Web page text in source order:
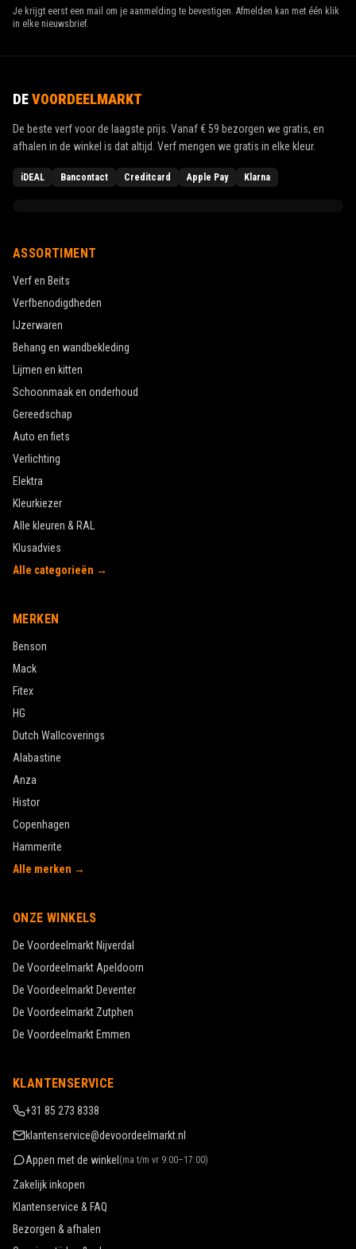
Je krijgt eerst een mail om je aanmelding te bevestigen. Afmelden kan met één klik
in elke nieuwsbrief.
DEVOORDEELMARKT
De beste verf voor de laagste prijs. Vanaf€ 59 bezorgen we gratis, en
afhalen in de winkel is dat altijd. Verf mengen we gratis in elke kleur.
iDEAL Bancontact Creditcard Apple Pay Klarna
ASSORTIMENT
Verf en Beits
Verfbenodigdheden
IJzerwaren
Behang en wandbekleding
Lijmen en kitten
Schoonmaak en onderhoud
Gereedschap
Auto en fiets
Verlichting
Elektra
Kleurkiezer
Alle kleuren & RAL
Klusadvies
Alle categorieën →
MERKEN
Benson
Mack
Fitex
HG
Dutch Wallcoverings
Alabastine
Anza
Histor
Copenhagen
Hammerite
Alle merken →
ONZE WINKELS
De Voordeelmarkt Nijverdal
De Voordeelmarkt Apeldoorn
De Voordeelmarkt Deventer
De Voordeelmarkt Zutphen
De Voordeelmarkt Emmen
KLANTENSERVICE
+31 85 273 8338
klantenservice@devoordeelmarkt.nl
Appen met de winkel (ma t/m vr 9:00–17:00)
Zakelijk inkopen
Klantenservice & FAQ
Bezorgen & afhalen